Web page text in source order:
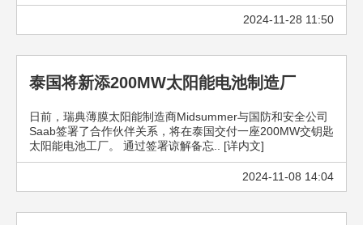
2024-11-28 11:50
泰国将新添200MW太阳能电池制造厂
日前，瑞典薄膜太阳能制造商Midsummer与国防和安全公司
Saab签署了合作伙伴关系，将在泰国交付一座200MW交钥匙
太阳能电池工厂。 通过签署谅解备忘.. [详内文]
2024-11-08 14:04